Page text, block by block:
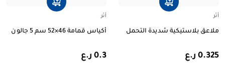
أثر
ملاعق بلاستيكية شديدة التحمل
0.325 ر.ع
أثر
أكياس قمامة 46×52 سم 5 جالون
0.3 ر.ع